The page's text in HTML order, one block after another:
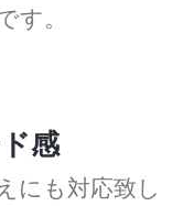
す。
感
にも対応致し